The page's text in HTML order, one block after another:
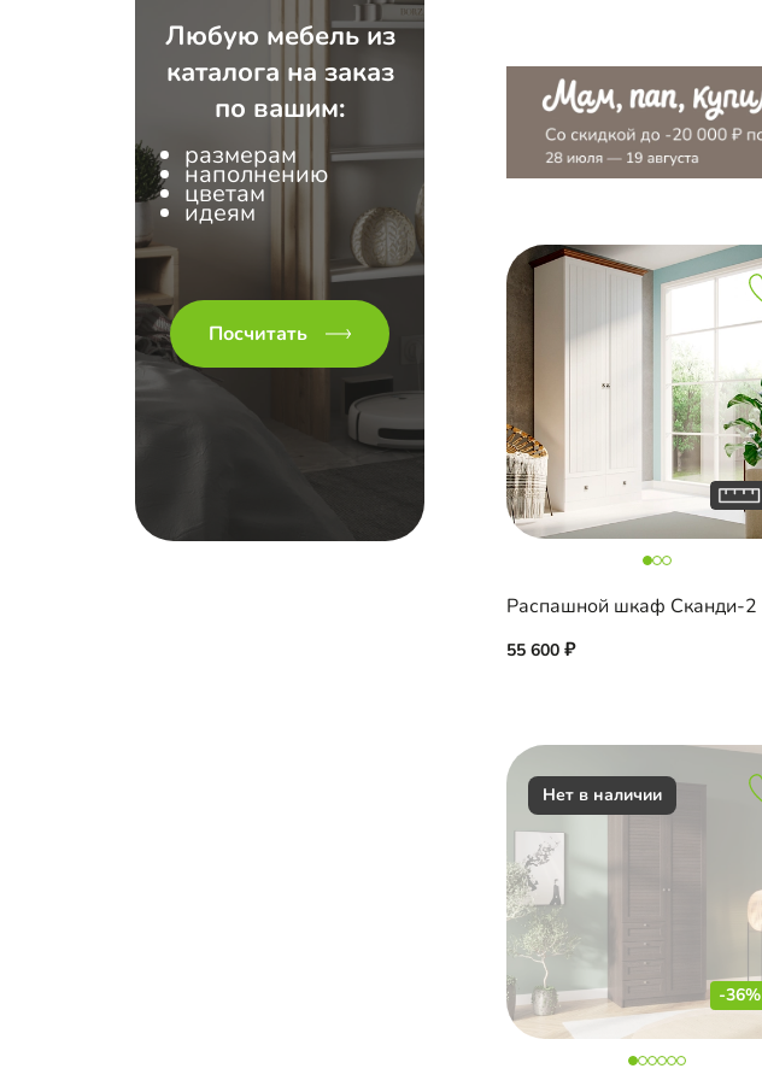
Любую мебель из
каталога на заказ
по вашим:
размерам
наполнению
цветам
идеям
Посчитать
Распашной шкаф Сканди-2
55 600
-36%